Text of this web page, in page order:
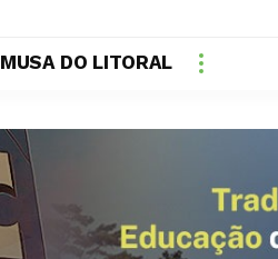
MUSA DO LITORAL